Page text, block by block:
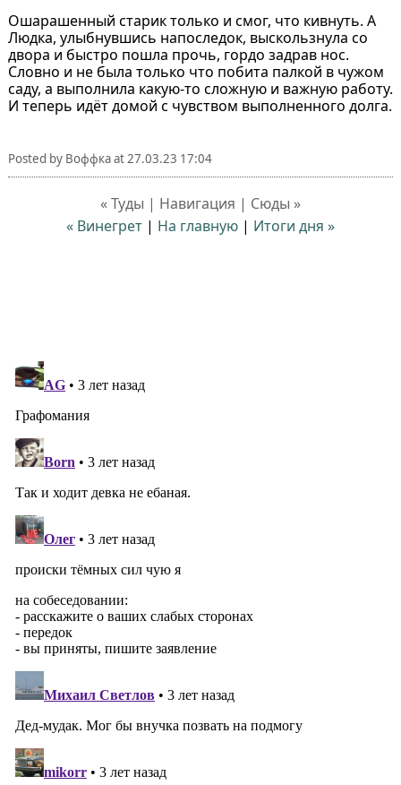
Ошарашенный старик только и смог, что кивнуть. А
Людка, улыбнувшись напоследок, выскользнула со
двора и быстро пошла прочь, гордо задрав нос.
Словно и не была только что побита палкой в чужом
саду, а выполнила какую-то сложную и важную работу.
И теперь идёт домой с чувством выполненного долга.
Posted by Воффкаat 27.03.23 17:04
« Туды | Навигация | Сюды »
« Винегрет | На главную | Итоги дня »